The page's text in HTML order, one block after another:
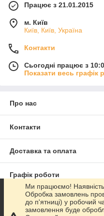
Працює з 21.01.2015
м. Київ
Київ, Київ, Україна
Контакти
Сьогодні працює з
Показати весь графік
Про нас
Контакти
Доставка та оплата
Графік роботи
Повна версія сайту
Ми працюємо!
Обробка замовлень
до п'ятниці) у робочий
замовлення буде